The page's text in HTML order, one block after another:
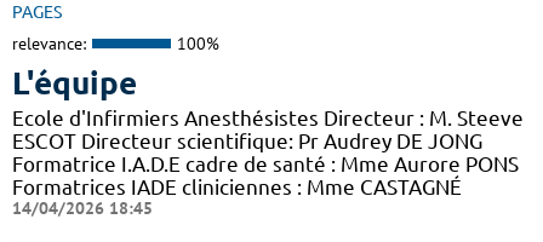
PAGES
relevance: 100%
L'équipe
Ecole d'Infirmiers Anesthésistes Directeur : M. Steeve
ESCOT Directeur scientifique: Pr Audrey DE JONG
Formatrice I.A.D.E cadre de santé : Mme Aurore PONS
Formatrices IADE cliniciennes : Mme CASTAGNÉ
14/04/2026 18:45